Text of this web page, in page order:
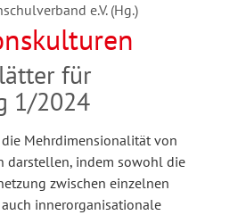
e.V. (Hg.)
für
1/2024
die Mehrdimensionalität von
darstellen, indem sowohl die
zwischen einzelnen
innerorganisationale